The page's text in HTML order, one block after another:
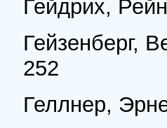
Гейдрих,
Гейзенберг,
252
Геллнер,